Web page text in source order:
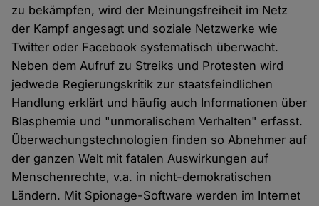
zu bekämpfen, wird der Meinungsfreiheit im Netz
der Kampf angesagt und soziale Netzwerke wie
Twitter oder Facebook systematisch überwacht.
Neben dem Aufruf zu Streiks und Protesten wird
jedwede Regierungskritik zur staatsfeindlichen
Handlung erklärt und häufig auch Informationen über
Blasphemie und "unmoralischem Verhalten" erfasst.
Überwachungstechnologien finden so Abnehmer auf
der ganzen Welt mit fatalen Auswirkungen auf
Menschenrechte, v.a. in nicht-demokratischen
Ländern. Mit Spionage-Software werden im Internet